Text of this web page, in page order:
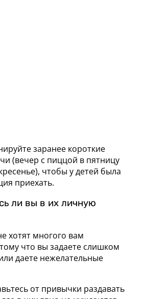
заранее короткие
(вечер с пиццой в пятницу
чтобы у детей была
приехать.
ли вы в их личную
хотят многого вам
что вы задаете слишком
даете нежелательные
от привычки раздавать